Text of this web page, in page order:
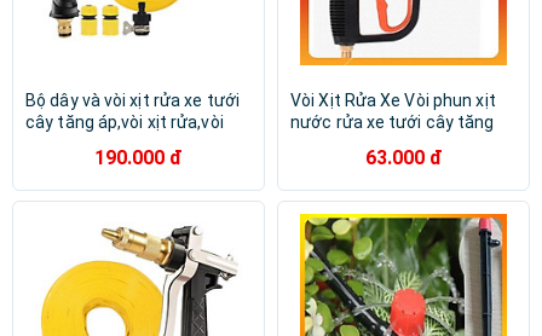
Bộ dây và vòi xịt rửa xe tưới
cây tăng áp,vòi xịt rửa,vòi
vàng dẹt- cút nối đen)
190.000 đ
Vòi Xịt Rửa Xe️ Vòi phun xịt
nước rửa xe tưới cây tăng
63.000 đ